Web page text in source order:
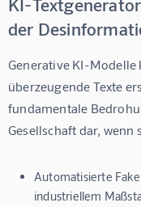
der
Generative KI-Modelle
überzeugende Texte
fundamentale
Gesellschaft dar, wenn
Automatisierte
industriellem